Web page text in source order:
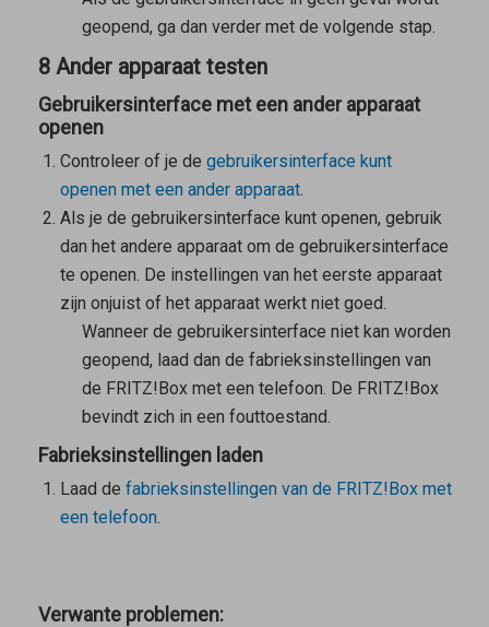
geopend, ga dan verder met de volgende stap.
8 Ander apparaat testen
Gebruikersinterface met een ander apparaat
openen
Controleer of je de gebruikersinterface kunt
openen met een ander apparaat.
Als je de gebruikersinterface kunt openen, gebruik
dan het andere apparaat om de gebruikersinterface
te openen. De instellingen van het eerste apparaat
zijn onjuist of het apparaat werkt niet goed.
Wanneer de gebruikersinterface niet kan worden
geopend, laad dan de fabrieksinstellingen van
de FRITZ!Box met een telefoon. De FRITZ!Box
bevindt zich in een fouttoestand.
Fabrieksinstellingen laden
Laad de fabrieksinstellingen van de FRITZ!Box met
een telefoon
Verwante problemen: